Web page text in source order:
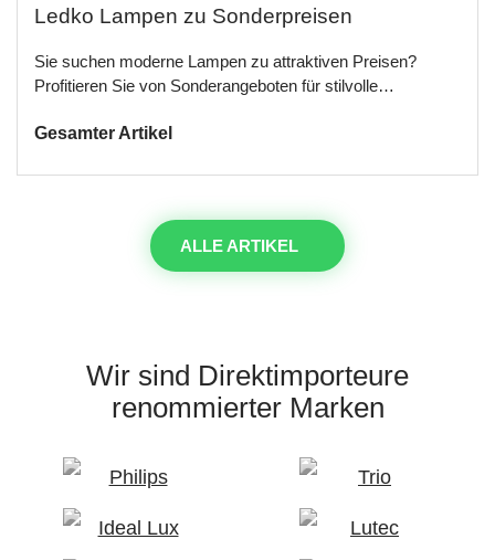
Ledko Lampen zu Sonderpreisen
Sie suchen moderne Lampen zu attraktiven Preisen?
Profitieren Sie von Sonderangeboten für stilvolle…
Gesamter Artikel
ALLE ARTIKEL
Wir sind Direktimporteure
renommierter Marken